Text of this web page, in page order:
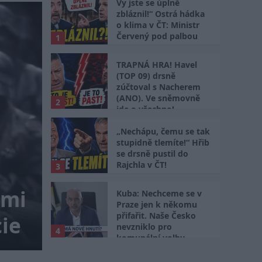
S Babišem se prát
Pavel. Zúčastní se
NATO, na pozvání
1
Vy jste se úplně
zbláznil!“ Ostrá hádka
o klima v ČT: Ministr
Červený pod palbou
2
TRAPNÁ HRA! Havel
(TOP 09) drsně
zúčtoval s Nacherem
(ANO). Ve sněmovně
jde o všechno!
3
„Nechápu, čemu se tak
stupidně tlemíte!“ Hřib
se drsně pustil do
Rajchla v ČT!
4
Kuba: Nechceme se v
Praze jen k někomu
přifařit. Naše Česko
nevzniklo pro
komunální volby